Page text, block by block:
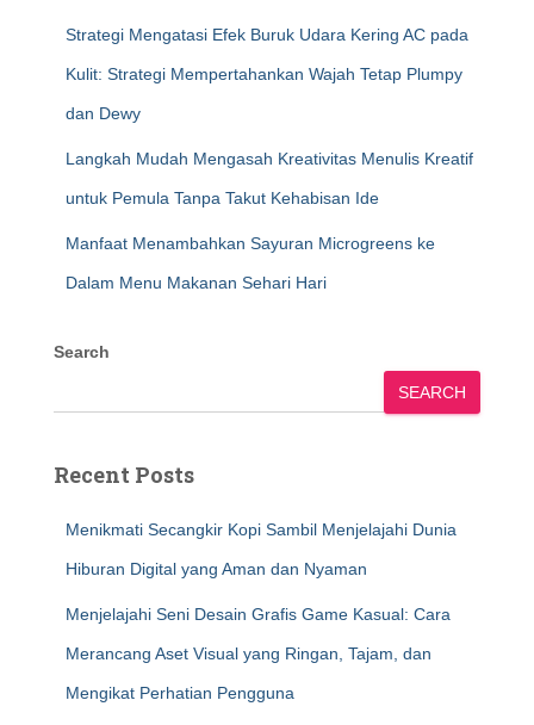
Strategi Mengatasi Efek Buruk Udara Kering AC pada
Kulit: Strategi Mempertahankan Wajah Tetap Plumpy
dan Dewy
Langkah Mudah Mengasah Kreativitas Menulis Kreatif
untuk Pemula Tanpa Takut Kehabisan Ide
Manfaat Menambahkan Sayuran Microgreens ke
Dalam Menu Makanan Sehari Hari
Search
SEARCH
Recent Posts
Menikmati Secangkir Kopi Sambil Menjelajahi Dunia
Hiburan Digital yang Aman dan Nyaman
Menjelajahi Seni Desain Grafis Game Kasual: Cara
Merancang Aset Visual yang Ringan, Tajam, dan
Mengikat Perhatian Pengguna